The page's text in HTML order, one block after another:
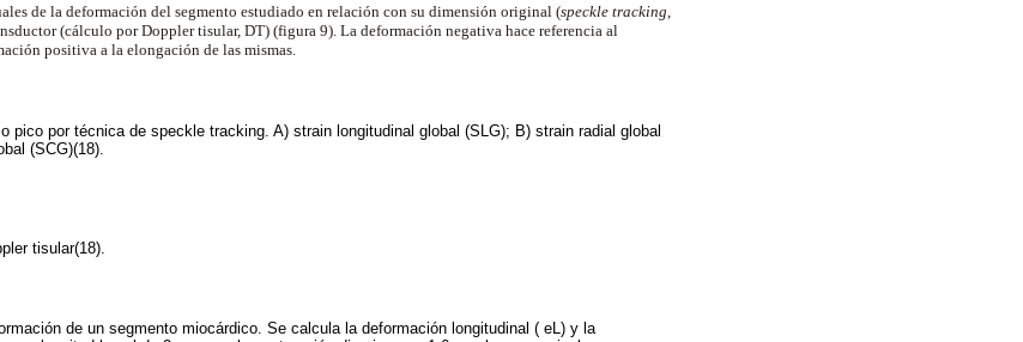
de la deformación del segmento estudiado en relación con su dimensión original (speckle tracking
(cálculo por Doppler tisular, DT) (figura 9). La deformación negativa hace referencia al
positiva a la elongación de las mismas.
pico por técnica de speckle tracking. A) strain longitudinal global (SLG); B) strain radial global
(SCG)(18).
tisular(18).
de un segmento miocárdico. Se calcula la deformación longitudinal ( eL) y la